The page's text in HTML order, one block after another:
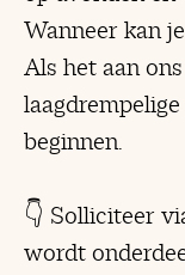
Wanneer kan
Als het aan
beginnen.
👇 Solliciteer
wordt